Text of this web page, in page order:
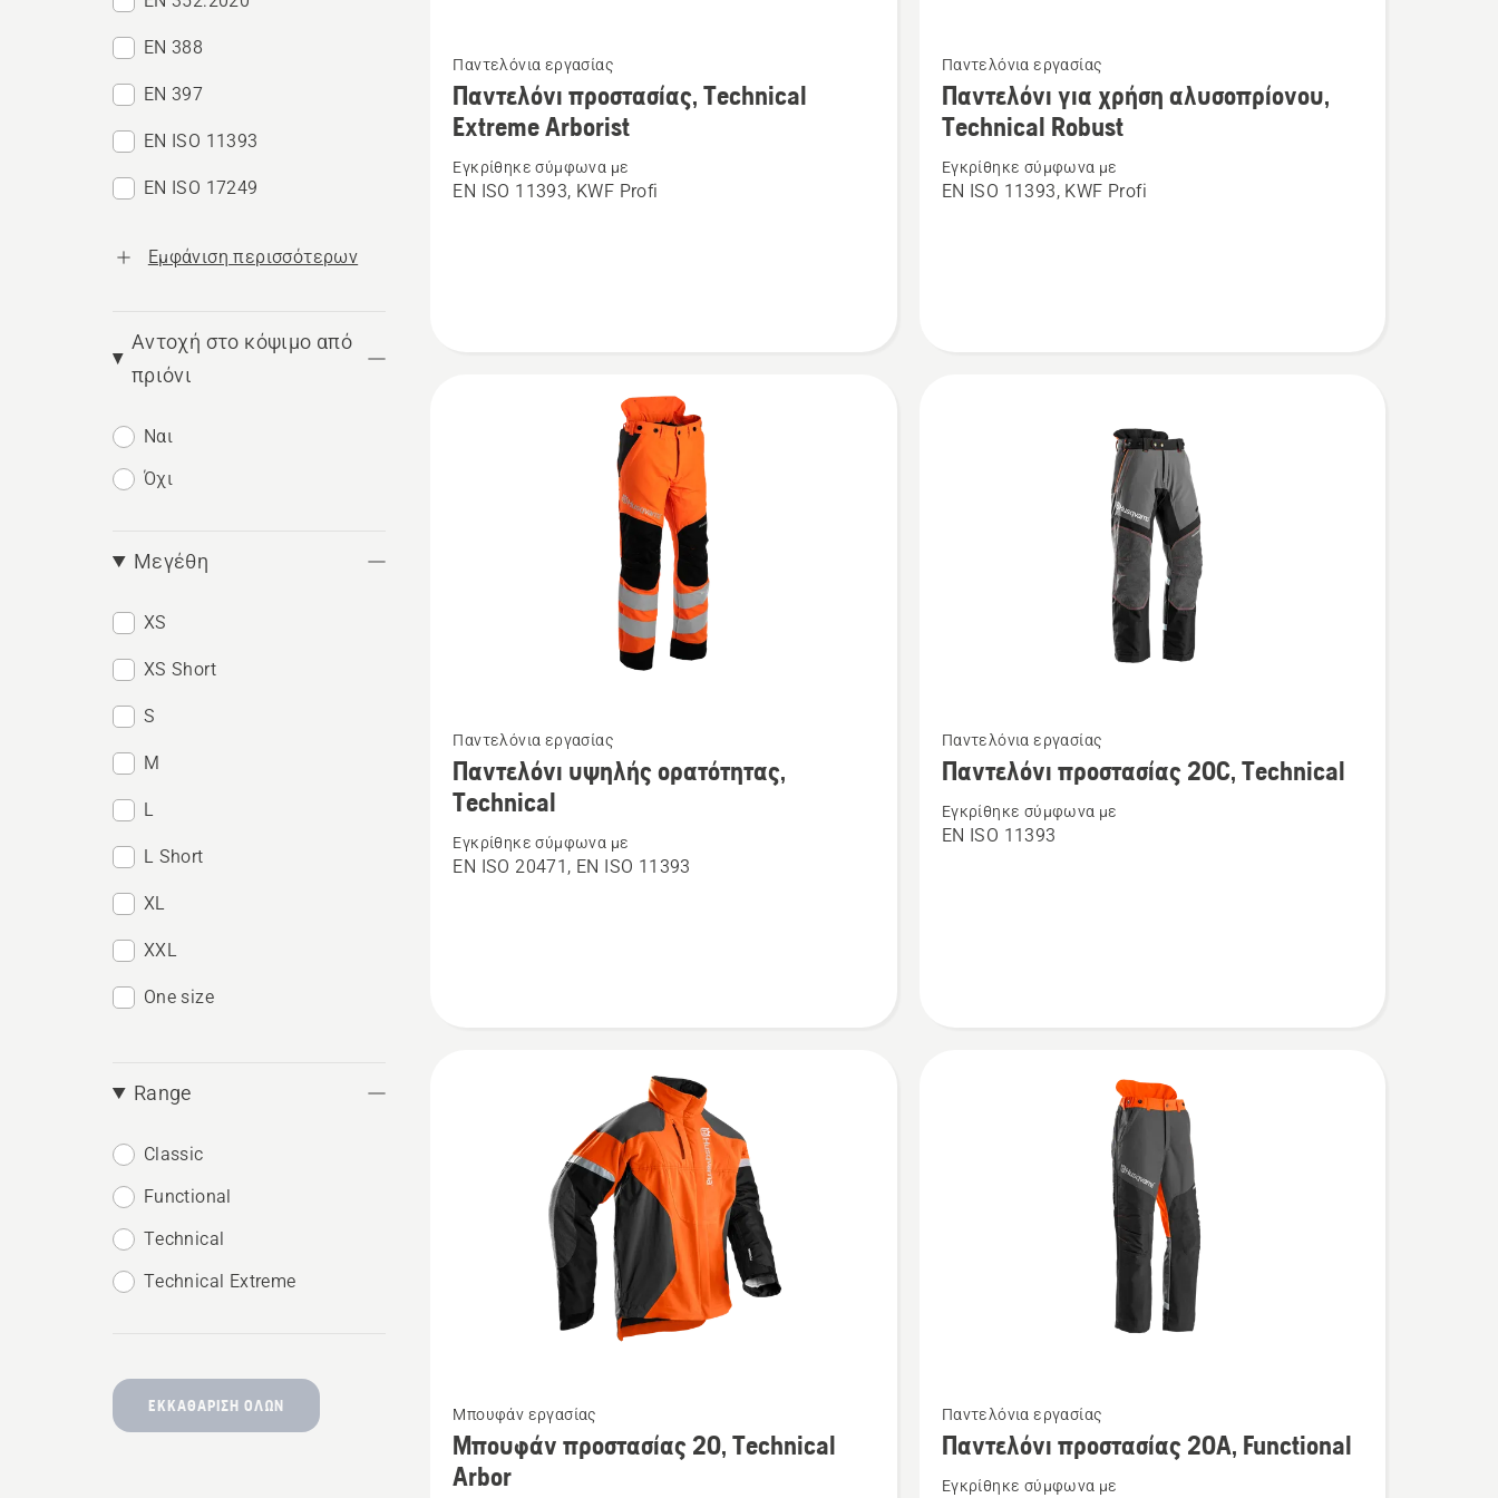
EN 388
EN 397
EN ISO 11393
EN ISO 17249
Εμφάνιση περισσότερων
Αντοχή στο κόψιμο από
πριόνι
Ναι
Όχι
Μεγέθη
XS
XS Short
S
M
L
L Short
XL
XXL
One size
Range
Classic
Functional
Technical
Technical Extreme
ΕΚΚΑΘΆΡΙΣΗ ΌΛΩΝ
περισσότερες
λεπτομέρειες
για
Παντελόνια εργασίας
Παντελόνι προστασίας, Technical
Extreme Arborist
Εγκρίθηκε σύμφωνα με
EN ISO 11393, KWF Profi
περισσότερες
λεπτομέρειες
για
Παντελόνια εργασίας
Παντελόνι για χρήση αλυσοπρίονου,
Technical Robust
Εγκρίθηκε σύμφωνα με
EN ISO 11393, KWF Profi
περισσότερες
λεπτομέρειες
για
Παντελόνια εργασίας
Παντελόνι υψηλής ορατότητας,
Technical
Εγκρίθηκε σύμφωνα με
EN ISO 20471, EN ISO 11393
περισσότερες
λεπτομέρειες
για
Παντελόνια εργασίας
Παντελόνι προστασίας 20C, Technical
Εγκρίθηκε σύμφωνα με
EN ISO 11393
περισσότερες
λεπτομέρειες
για
Μπουφάν εργασίας
Μπουφάν προστασίας 20, Technical
Arbor
περισσότερες
λεπτομέρειες
για
Παντελόνια εργασίας
Παντελόνι προστασίας 20Α, Functional
Εγκρίθηκε σύμφωνα με